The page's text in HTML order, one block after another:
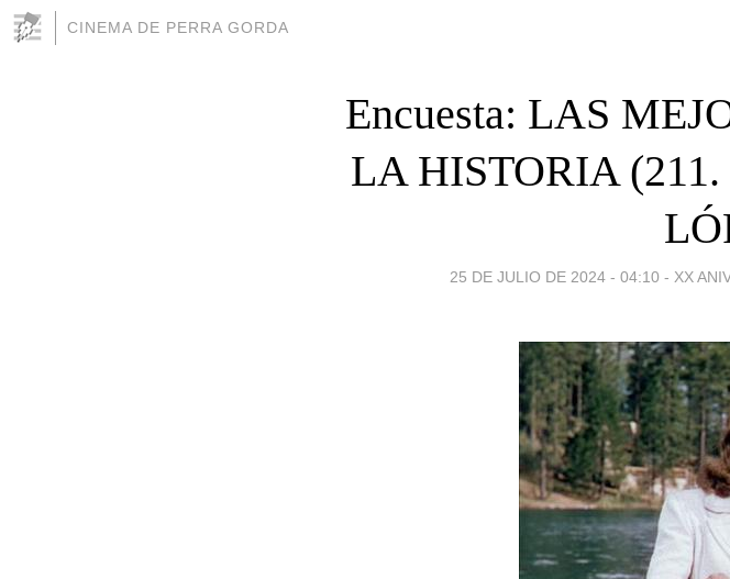
CINEMA DE PERRA GORDA
Encuesta: LAS
LA HISTORIA
25 DE JULIO DE 2024 - 04:10 - XX